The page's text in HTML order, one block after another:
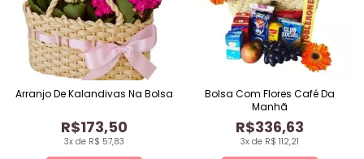
3x de R$ 57,83
R$173,50
Arranjo De Kalandivas Na Bolsa
3x de R$ 112,21
R$336,63
Bolsa Com Flores Café Da
Manhã